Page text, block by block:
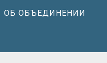
ОБ ОБЪЕДИНЕНИИ